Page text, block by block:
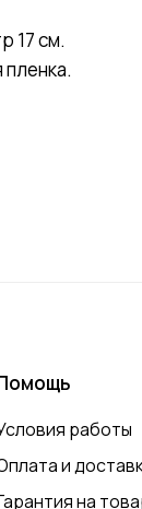
17 см.
работы
и
на